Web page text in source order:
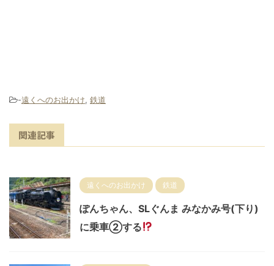
-遠くへのお出かけ, 鉄道
関連記事
遠くへのお出かけ 鉄道
ぽんちゃん、SLぐんま みなかみ号(下り)
に乗車②する